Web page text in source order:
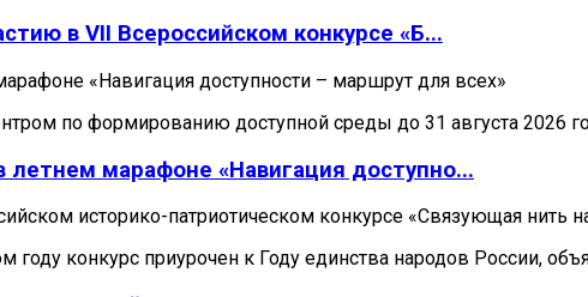
в VII Всероссийском конкурсе «Б...
«Навигация доступности – маршрут для всех»
по формированию доступной среды до 31 августа 2026
марафоне «Навигация доступно...
историко-патриотическом конкурсе «Связующая нить
году конкурс приурочен к Году единства народов